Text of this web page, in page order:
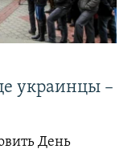
украинцы –
День